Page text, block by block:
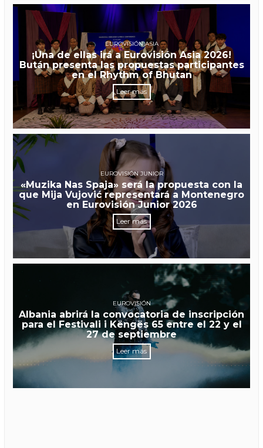
EUROVISIÓN ASIA
¡Una de ellas irá a Eurovisión Asia 2026!
Bután presenta las propuestas participantes
en el Rhythm of Bhutan
Leer más
EUROVISIÓN JUNIOR
«Muzika Nas Spaja» será la propuesta con la
que Mija Vujović representará a Montenegro
en Eurovisión Junior 2026
Leer más
EUROVISIÓN
Albania abrirá la convocatoria de inscripción
para el Festivali i Këngës 65 entre el 22 y el
27 de septiembre
Leer más